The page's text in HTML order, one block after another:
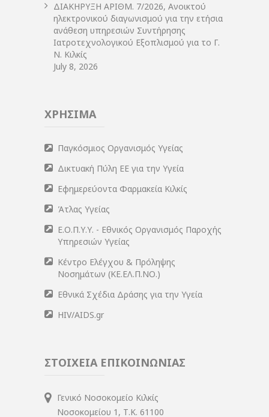
ΔIΑΚΗΡΥΞΗ ΑΡIΘΜ. 7/2026, Ανοικτού
ηλεκτρονικού διαγωνισμού για την ετήσια
ανάθεση υπηρεσιών Συντήρησης
Ιατροτεχνολογικού Εξοπλισμού για το Γ.
Ν. Κιλκίς
July 8, 2026
ΧΡΗΣΙΜΑ
Παγκόσμιος Οργανισμός Υγείας
Δικτυακή Πύλη ΕΕ για την Υγεία
Εφημερεύοντα Φαρμακεία Κιλκίς
Άτλας Υγείας
Ε.Ο.Π.Υ.Υ. - Εθνικός Οργανισμός Παροχής
Υπηρεσιών Υγείας
Κέντρο Ελέγχου & Πρόληψης
Νοσημάτων (ΚΕ.ΕΛ.Π.ΝΟ.)
Εθνικά Σχέδια Δράσης για την Υγεία
HIV/AIDS.gr
ΣΤΟΙΧΕΙΑ ΕΠΙΚΟΙΝΩΝΙΑΣ
Γενικό Νοσοκομείο Κιλκίς
Νοσοκομείου 1, Τ.Κ. 61100